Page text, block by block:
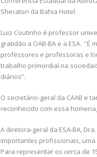
Sheraton da Bahia Hotel.
Luiz Coutinho é professor
gratidão a OAB-BA e a ESA.
professores e professoras e
trabalho primordial na
diários”.
O secretário-geral da CAAB e
reconhecido com essa
A diretora-geral da ESA-BA,
importantes profissionais,
Para representar os cerca de